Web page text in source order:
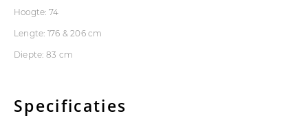
Hoogte: 74
Lengte: 176 & 206 cm
Diepte: 83 cm
Specificaties